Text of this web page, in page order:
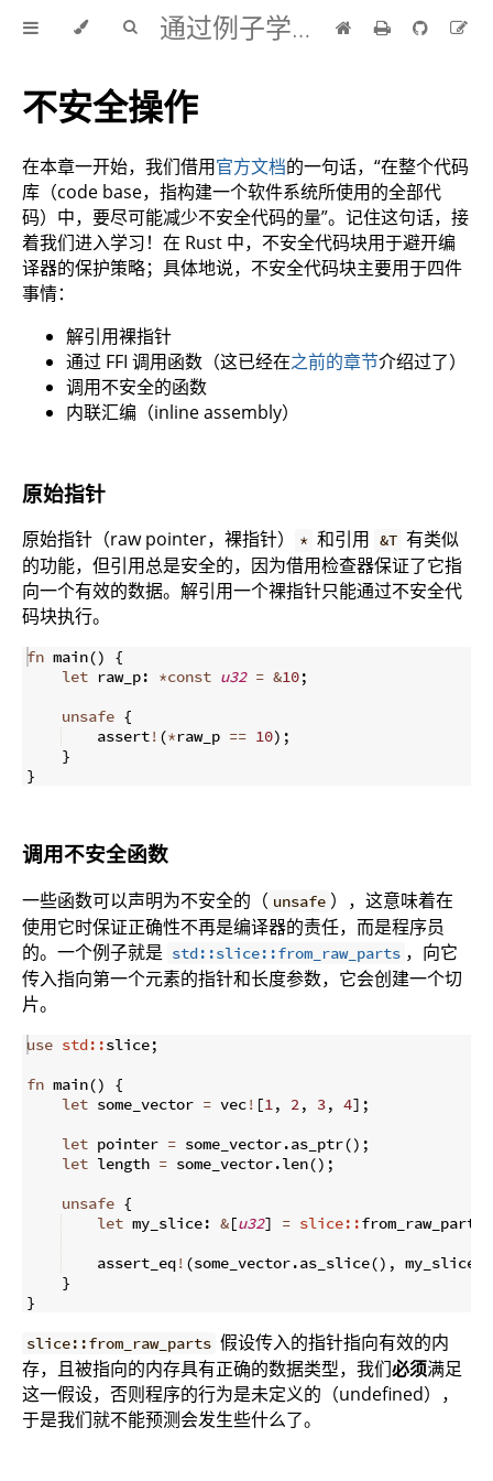
通过例子学 Rust 中文版
不安全操作
在本章一开始，我们借用官方文档的一句话，“在整个代码
库（code base，指构建一个软件系统所使用的全部代
码）中，要尽可能减少不安全代码的量”。记住这句话，接
着我们进入学习！在 Rust 中，不安全代码块用于避开编
译器的保护策略；具体地说，不安全代码块主要用于四件
事情：
解引用裸指针
通过 FFI 调用函数（这已经在之前的章节介绍过了）
调用不安全的函数
内联汇编（inline assembly）
原始指针
原始指针（raw pointer，裸指针） * 和引用 &T 有类似
的功能，但引用总是安全的，因为借用检查器保证了它指
向一个有效的数据。解引用一个裸指针只能通过不安全代
码块执行。
fn main()
{
let raw_p: *const u32 = &10;
unsafe {
    assert
! (*raw_p == 10) ;
}
}
调用不安全函数
一些函数可以声明为不安全的（ unsafe ），这意味着在
使用它时保证正确性不再是编译器的责任，而是程序员
的。一个例子就是 std::slice::from_raw_parts ，向它
传入指向第一个元素的指针和长度参数，它会创建一个切
片。
use std::slice;
fn main()
{
let some_vector = vec! [1, 2, 3, 4] ;
let pointer = some_vector.as_ptr() ;
let length = some_vector.len() ;
unsafe {
let my_slice: &[u32] = slice::from_raw_parts
    assert_eq
! (some_vector.as_slice() , my_slice
}
}
slice::from_raw_parts 假设传入的指针指向有效的内
存，且被指向的内存具有正确的数据类型，我们必须满足
这一假设，否则程序的行为是未定义的（undefined），
于是我们就不能预测会发生些什么了。